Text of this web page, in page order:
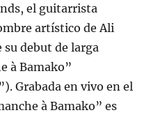
el guitarrista
artístico de Ali
debut de larga
à Bamako”
Grabada en vivo en el
à Bamako” es